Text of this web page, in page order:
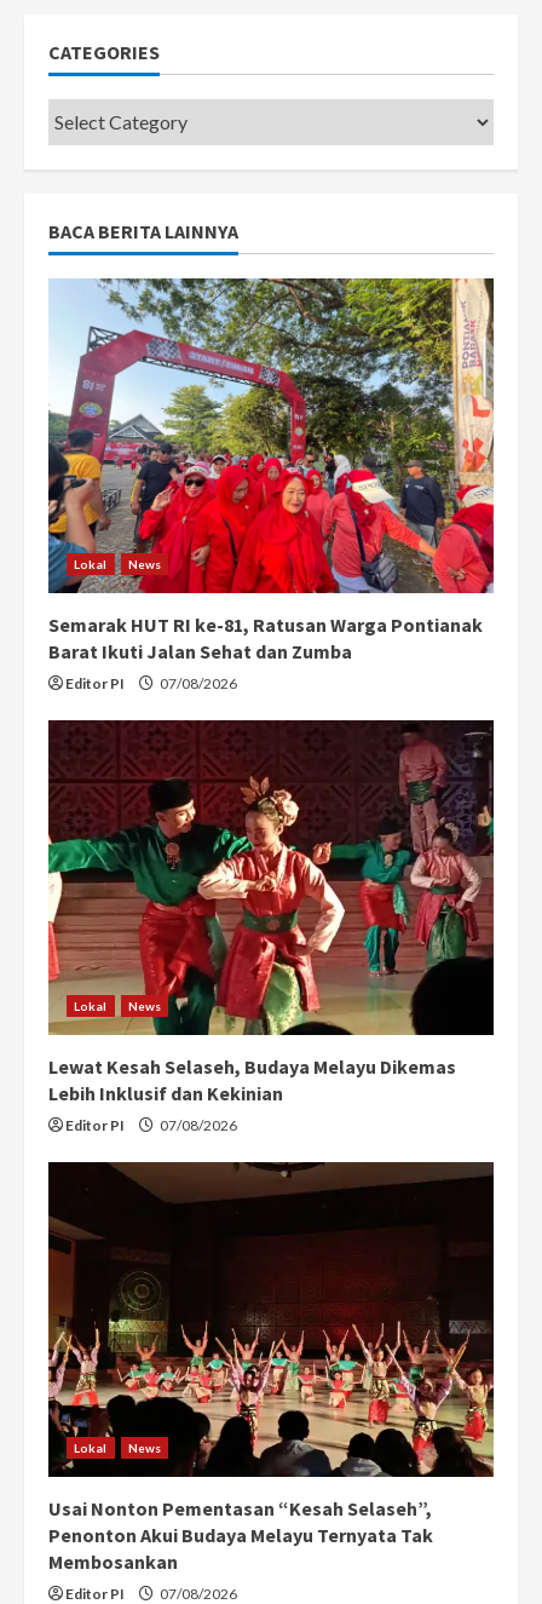
CATEGORIES
Categories
BACA BERITA LAINNYA
Lokal News
Semarak HUT RI ke-81, Ratusan Warga Pontianak
Barat Ikuti Jalan Sehat dan Zumba
Editor PI 07/08/2026
Lokal News
Lewat Kesah Selaseh, Budaya Melayu Dikemas
Lebih Inklusif dan Kekinian
Editor PI 07/08/2026
Lokal News
Usai Nonton Pementasan “Kesah Selaseh”,
Penonton Akui Budaya Melayu Ternyata Tak
Membosankan
Editor PI 07/08/2026